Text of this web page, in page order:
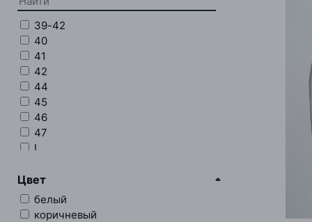
39-42
40
41
42
44
45
46
47
L
S
W28 L30
W28 L32
Цвет
белый
коричневый